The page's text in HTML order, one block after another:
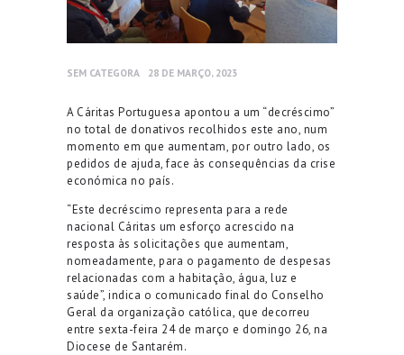
SEM CATEGORA 28 DE MARÇO, 2023
A Cáritas Portuguesa apontou a um “decréscimo”
no total de donativos recolhidos este ano, num
momento em que aumentam, por outro lado, os
pedidos de ajuda, face às consequências da crise
económica no país.
“Este decréscimo representa para a rede
nacional Cáritas um esforço acrescido na
resposta às solicitações que aumentam,
nomeadamente, para o pagamento de despesas
relacionadas com a habitação, água, luz e
saúde”, indica o comunicado final do Conselho
Geral da organização católica, que decorreu
entre sexta-feira 24 de março e domingo 26, na
Diocese de Santarém.